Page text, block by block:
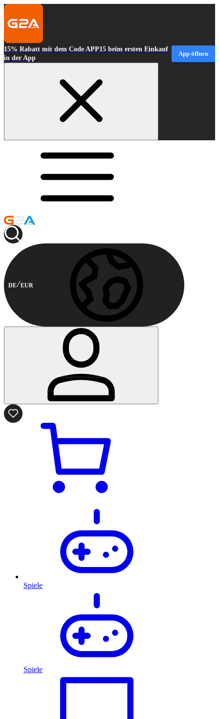
15% Rabatt mit dem Code APP15 beim ersten Einkauf
in der App
App öffnen
DE EUR
Spiele
Spiele